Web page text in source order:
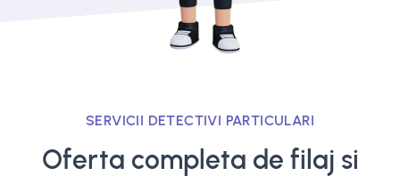
SERVICII DETECTIVI PARTICULARI
Oferta completa de filaj si